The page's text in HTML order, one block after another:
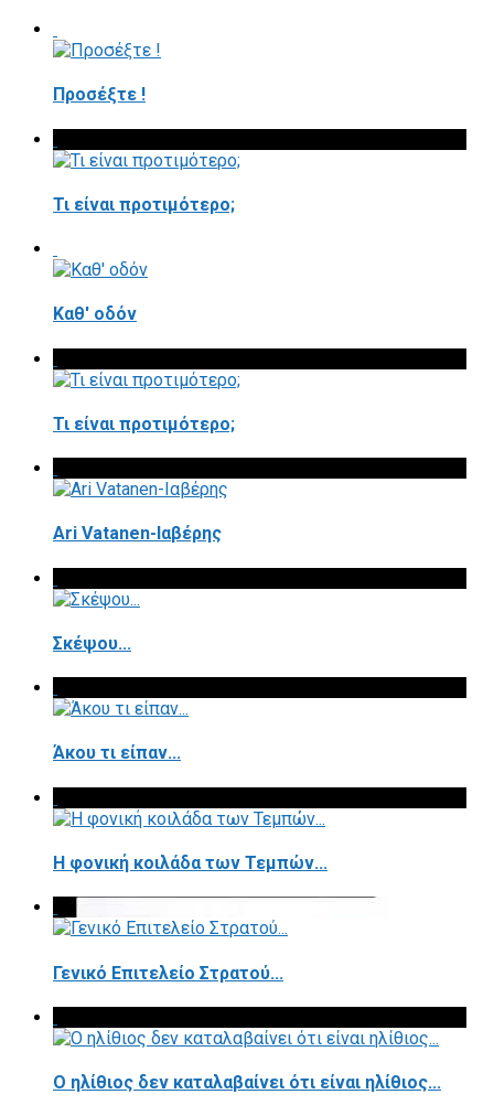
Προσέξτε !
Τι είναι προτιμότερο;
Καθ' οδόν
Τι είναι προτιμότερο;
Ari Vatanen-Ιαβέρης
Σκέψου...
Άκου τι είπαν...
Η φονική κοιλάδα των Τεμπών...
Γενικό Επιτελείο Στρατού...
Ο ηλίθιος δεν καταλαβαίνει ότι είναι ηλίθιος...